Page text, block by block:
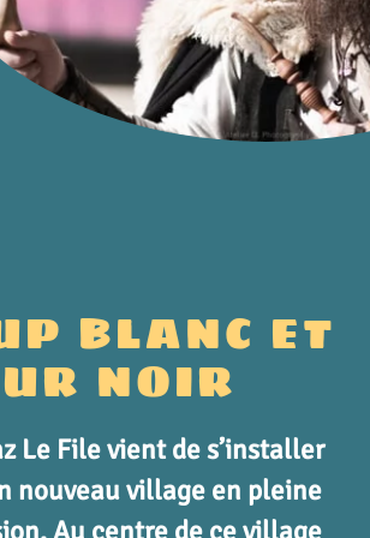
BLANC ET
NOIR
Le File vient de s’installer
nouveau village en pleine
Au centre de ce village